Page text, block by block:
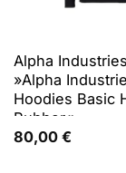
Alpha
»Alpha
Hoodies Basic
Rubber«
80,00 €